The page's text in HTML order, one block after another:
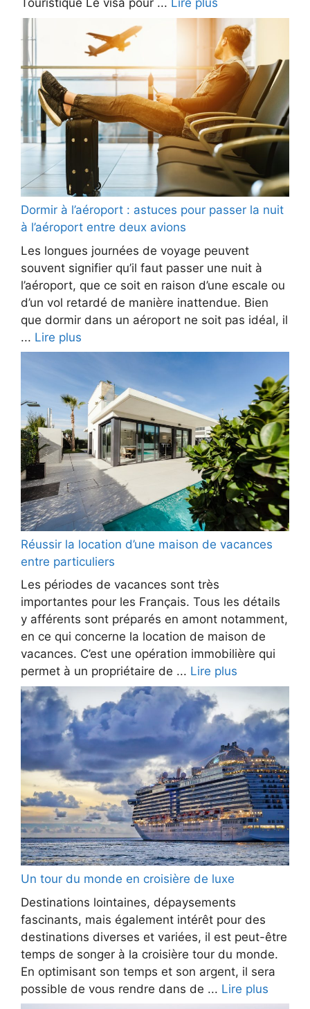
Touristique Le visa pour ... Lire plus
Dormir à l’aéroport : astuces pour passer la nuit
à l’aéroport entre deux avions
Les longues journées de voyage peuvent
souvent signifier qu’il faut passer une nuit à
l’aéroport, que ce soit en raison d’une escale ou
d’un vol retardé de manière inattendue. Bien
que dormir dans un aéroport ne soit pas idéal, il
... Lire plus
Réussir la location d’une maison de vacances
entre particuliers
Les périodes de vacances sont très
importantes pour les Français. Tous les détails
y afférents sont préparés en amont notamment,
en ce qui concerne la location de maison de
vacances. C’est une opération immobilière qui
permet à un propriétaire de ... Lire plus
Un tour du monde en croisière de luxe
Destinations lointaines, dépaysements
fascinants, mais également intérêt pour des
destinations diverses et variées, il est peut-être
temps de songer à la croisière tour du monde.
En optimisant son temps et son argent, il sera
possible de vous rendre dans de ... Lire plus